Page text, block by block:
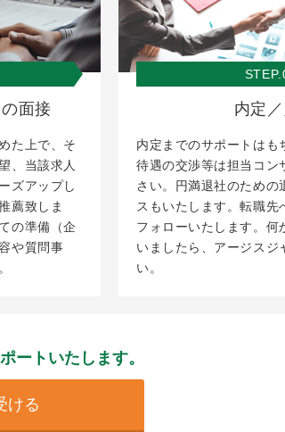
面接
た上で、そ
、当該求人
ズアップし
薦致しま
の準備（企
や質問事
内定
内定までのサポートはも
待遇の交渉等は担当コン
さい。円満退社のための
スもいたします。転職先
フォローいたします。何
いましたら、アージスジ
い。
ートいたします。
ける